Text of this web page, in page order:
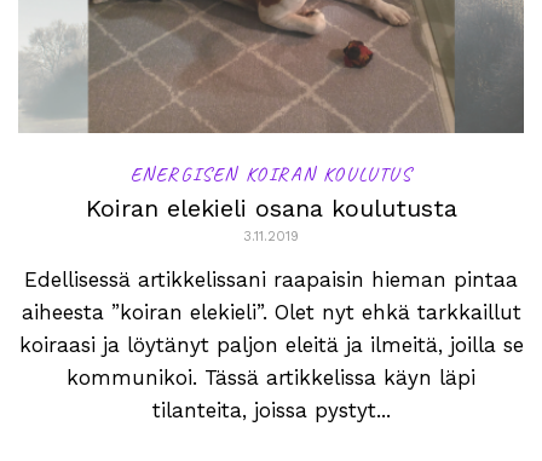
ENERGISEN KOIRAN KOULUTUS
Koiran elekieli osana koulutusta
3.11.2019
Edellisessä artikkelissani raapaisin hieman pintaa
aiheesta ”koiran elekieli”. Olet nyt ehkä tarkkaillut
koiraasi ja löytänyt paljon eleitä ja ilmeitä, joilla se
kommunikoi. Tässä artikkelissa käyn läpi
tilanteita, joissa pystyt...